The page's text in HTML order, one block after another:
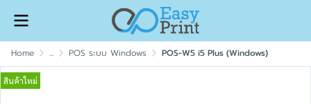
Home ... POS ระบบ Windows POS-W5 i5 Plus (Windows)
สินค้าใหม่